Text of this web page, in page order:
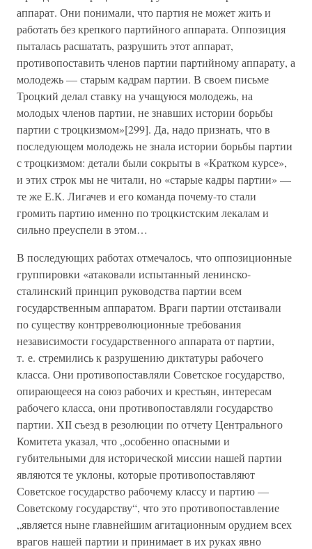
аппарат. Они понимали, что партия не может жить и
работать без крепкого партийного аппарата. Оппозиция
пыталась расшатать, разрушить этот аппарат,
противопоставить членов партии партийному аппарату, а
молодежь — старым кадрам партии. В своем письме
Троцкий делал ставку на учащуюся молодежь, на
молодых членов партии, не знавших истории борьбы
партии с троцкизмом»[299]. Да, надо признать, что в
последующем молодежь не знала истории борьбы партии
с троцкизмом: детали были сокрыты в «Кратком курсе»,
и этих строк мы не читали, но «старые кадры партии» —
те же Е.К. Лигачев и его команда почему-то стали
громить партию именно по троцкистским лекалам и
сильно преуспели в этом…
В последующих работах отмечалось, что оппозиционные
группировки «атаковали испытанный ленинско-
сталинский принцип руководства партии всем
государственным аппаратом. Враги партии отстаивали
по существу контрреволюционные требования
независимости государственного аппарата от партии,
т. е. стремились к разрушению диктатуры рабочего
класса. Они противопоставляли Советское государство,
опирающееся на союз рабочих и крестьян, интересам
рабочего класса, они противопоставляли государство
партии. XII съезд в резолюции по отчету Центрального
Комитета указал, что „особенно опасными и
губительными для исторической миссии нашей партии
являются те уклоны, которые противопоставляют
Советское государство рабочему классу и партию —
Советскому государству“, что это противопоставление
„является ныне главнейшим агитационным орудием всех
врагов нашей партии и принимает в их руках явно